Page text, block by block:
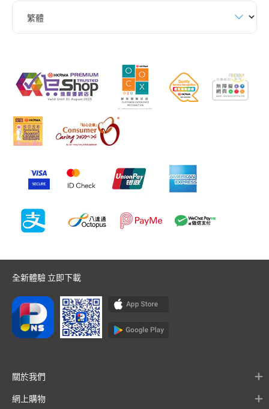
全新體驗 立即下載
關於我們
網上購物